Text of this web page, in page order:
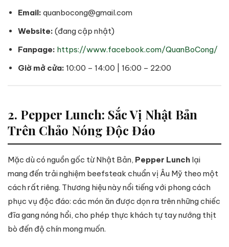
Email: quanbocong@gmail.com
Website: (đang cập nhật)
Fanpage: https://www.facebook.com/QuanBoCong/
Giờ mở cửa: 10:00 – 14:00 | 16:00 – 22:00
2. Pepper Lunch: Sắc Vị Nhật Bản
Trên Chảo Nóng Độc Đáo
Mặc dù có nguồn gốc từ Nhật Bản, Pepper Lunch lại
mang đến trải nghiệm beefsteak chuẩn vị Âu Mỹ theo một
cách rất riêng. Thương hiệu này nổi tiếng với phong cách
phục vụ độc đáo: các món ăn được dọn ra trên những chiếc
đĩa gang nóng hổi, cho phép thực khách tự tay nướng thịt
bò đến độ chín mong muốn.